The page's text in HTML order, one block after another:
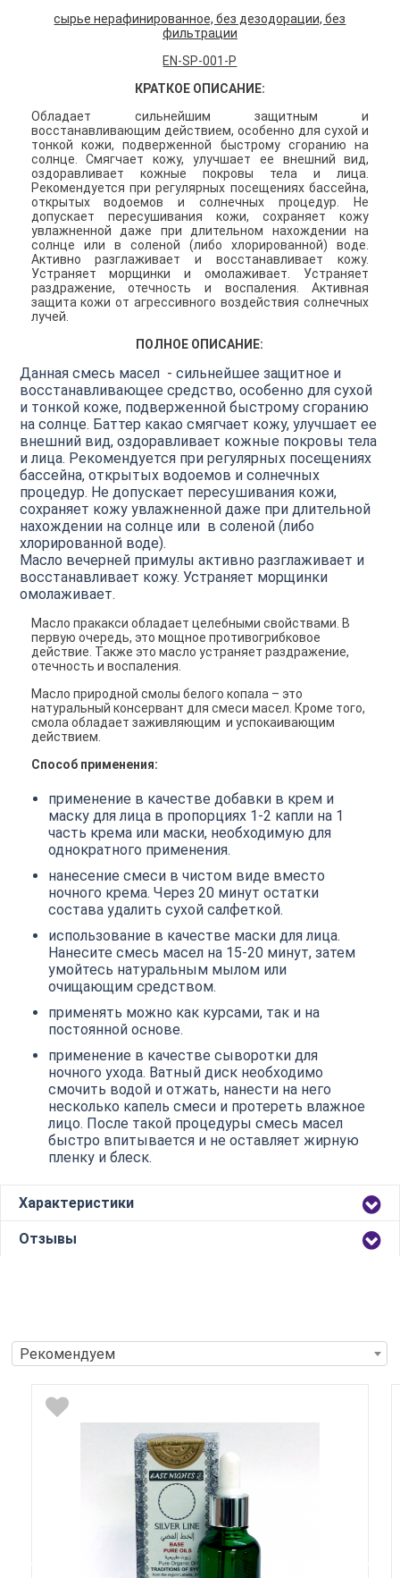
сырье нерафинированное, без дезодорации, без
фильтрации
EN-SP-001-Р
КРАТКОЕ ОПИСАНИЕ:
Обладает сильнейшим защитным и
восстанавливающим действием, особенно для сухой и
тонкой кожи, подверженной быстрому сгоранию на
солнце. Смягчает кожу, улучшает ее внешний вид,
оздоравливает кожные покровы тела и лица.
Рекомендуется при регулярных посещениях бассейна,
открытых водоемов и солнечных процедур. Не
допускает пересушивания кожи, сохраняет кожу
увлажненной даже при длительном нахождении на
солнце или в соленой (либо хлорированной) воде.
Активно разглаживает и восстанавливает кожу.
Устраняет морщинки и омолаживает. Устраняет
раздражение, отечность и воспаления. Активная
защита кожи от агрессивного воздействия солнечных
лучей.
ПОЛНОЕ ОПИСАНИЕ:
Данная смесь масел - сильнейшее защитное и
восстанавливающее средство, особенно для сухой
и тонкой коже, подверженной быстрому сгоранию
на солнце. Баттер какао смягчает кожу, улучшает ее
внешний вид, оздоравливает кожные покровы тела
и лица. Рекомендуется при регулярных посещениях
бассейна, открытых водоемов и солнечных
процедур. Не допускает пересушивания кожи,
сохраняет кожу увлажненной даже при длительной
нахождении на солнце или в соленой (либо
хлорированной воде).
Масло вечерней примулы активно разглаживает и
восстанавливает кожу. Устраняет морщинки
омолаживает.
Масло пракакси обладает целебными свойствами. В
первую очередь, это мощное противогрибковое
действие. Также это масло устраняет раздражение,
отечность и воспаления.
Масло природной смолы белого копала – это
натуральный консервант для смеси масел. Кроме того,
смола обладает заживляющим и успокаивающим
действием.
Способ применения:
применение в качестве добавки в крем и
маску для лица в пропорциях 1-2 капли на 1
часть крема или маски, необходимую для
однократного применения.
нанесение смеси в чистом виде вместо
ночного крема. Через 20 минут остатки
состава удалить сухой салфеткой.
использование в качестве маски для лица.
Нанесите смесь масел на 15-20 минут, затем
умойтесь натуральным мылом или
очищающим средством.
применять можно как курсами, так и на
постоянной основе.
применение в качестве сыворотки для
ночного ухода. Ватный диск необходимо
смочить водой и отжать, нанести на него
несколько капель смеси и протереть влажное
лицо. После такой процедуры смесь масел
быстро впитывается и не оставляет жирную
пленку и блеск.
Характеристики
Отзывы
Рекомендуем